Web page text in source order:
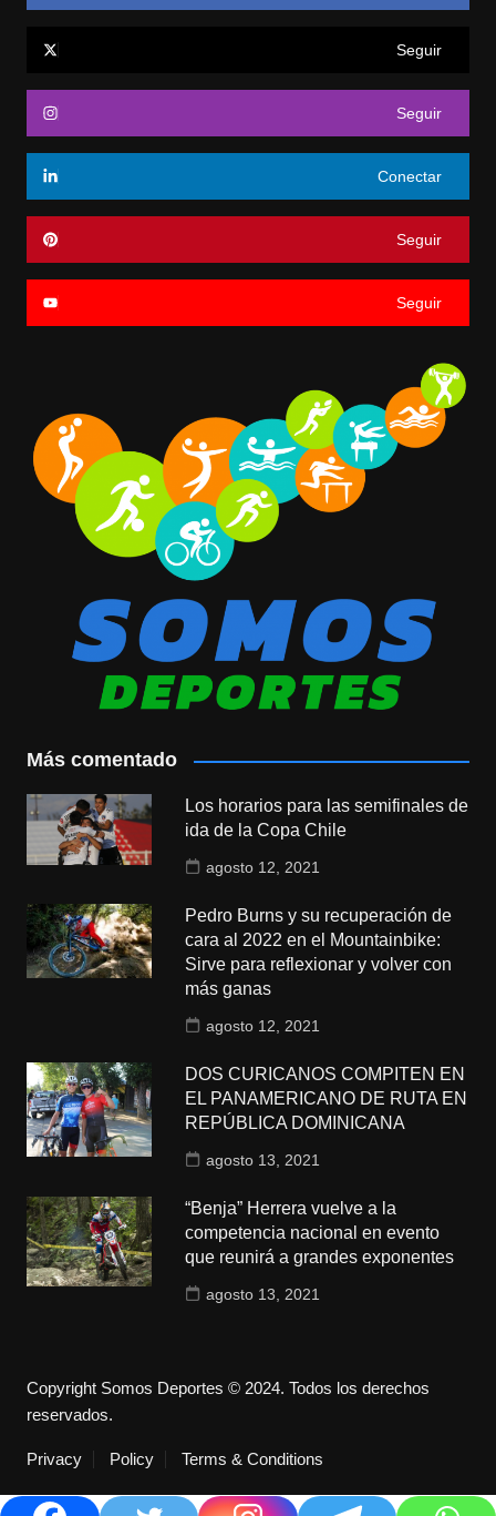
Seguir
Seguir
Conectar
Seguir
Seguir
Más comentado
Los horarios para las semifinales de
ida de la Copa Chile
agosto 12, 2021
Pedro Burns y su recuperación de
cara al 2022 en el Mountainbike:
Sirve para reflexionar y volver con
más ganas
agosto 12, 2021
DOS CURICANOS COMPITEN EN
EL PANAMERICANO DE RUTA EN
REPÚBLICA DOMINICANA
agosto 13, 2021
“Benja” Herrera vuelve a la
competencia nacional en evento
que reunirá a grandes exponentes
agosto 13, 2021
Copyright Somos Deportes © 2024. Todos los derechos
reservados.
Privacy Policy Terms & Conditions